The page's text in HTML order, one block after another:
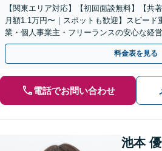
【関東エリア対応】【初回面談無料】【共
月額1.1万円〜｜スポットも歓迎】スピード
業・個人事業主・フリーランスの安心な経
軽にご相談ください【秘密厳守】【休日・
料金表を見る
電話でお問い合わせ
池本